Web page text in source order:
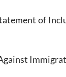
of